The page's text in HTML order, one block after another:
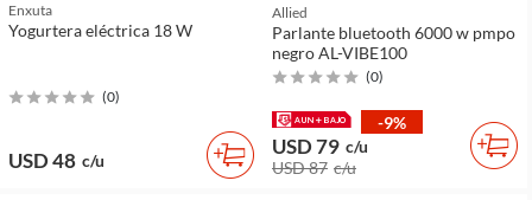
Enxuta
Yogurtera eléctrica 18 W
(0)
USD 48 c/u
Allied
Parlante bluetooth 6000 w pmpo
negro AL-VIBE100
(0)
-9%
USD 79 c/u
USD 87 c/u